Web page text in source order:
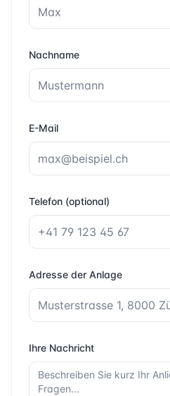
Nachname
E-Mail
Telefon (optional)
Adresse der Anlage
Ihre Nachricht